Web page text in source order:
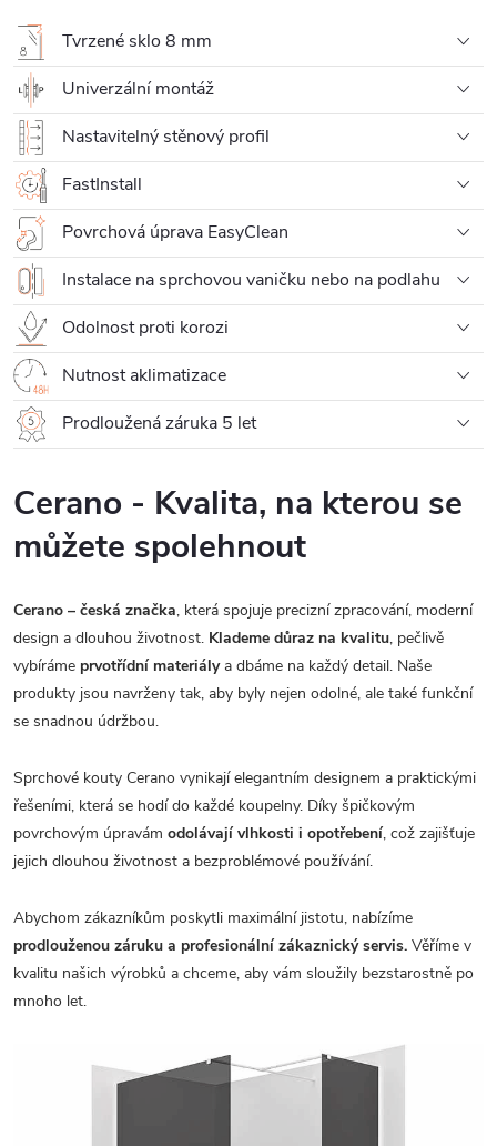
Tvrzené sklo 8 mm
Univerzální montáž
Nastavitelný stěnový profil
FastInstall
Povrchová úprava EasyClean
Instalace na sprchovou vaničku nebo na podlahu
Odolnost proti korozi
Nutnost aklimatizace
Prodloužená záruka 5 let
Cerano - Kvalita, na kterou se
můžete spolehnout
Cerano – česká značka, která spojuje precizní zpracování, moderní
design a dlouhou životnost. Klademe důraz na kvalitu, pečlivě
vybíráme prvotřídní materiálya dbáme na každý detail. Naše
produkty jsou navrženy tak, aby byly nejen odolné, ale také funkční
se snadnou údržbou.
Sprchové kouty Cerano vynikají elegantním designem a praktickými
řešeními, která se hodí do každé koupelny. Díky špičkovým
povrchovým úpravám odolávají vlhkosti i opotřebení, což zajišťuje
jejich dlouhou životnost a bezproblémové používání.
Abychom zákazníkům poskytli maximální jistotu, nabízíme
prodlouženou záruku a profesionální zákaznický servis. Věříme v
kvalitu našich výrobků a chceme, aby vám sloužily bezstarostně po
mnoho let.